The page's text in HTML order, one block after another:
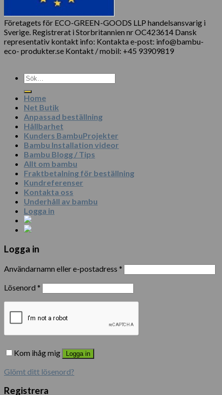
Företagets för ECO-GREEN-GOODS LLP handelsansvarig i
Sverige. Registrerat i Storbritannien nr OC423614 Dansk
representativ kontakt info: Kontakta e-post: info@bambu-
eco- produkter.se Kontakt / mobil: +45 93909819
Sök
efter:
Home
Net Butik
Anpassad beställning
Hållbarhet
Kunders BambuProjekter
Bambu Installation videor
Bambu Blogg / Tips
Allt om bambu
Fraktbetalning för beställning
Kundreferenser
Kontakta oss
Underhåll av bambu
Logga in
Logga in
Användarnamn eller e-postadress *
Lösenord *
Kom ihåg mig Logga in
Glömt ditt lösenord?
Registrera